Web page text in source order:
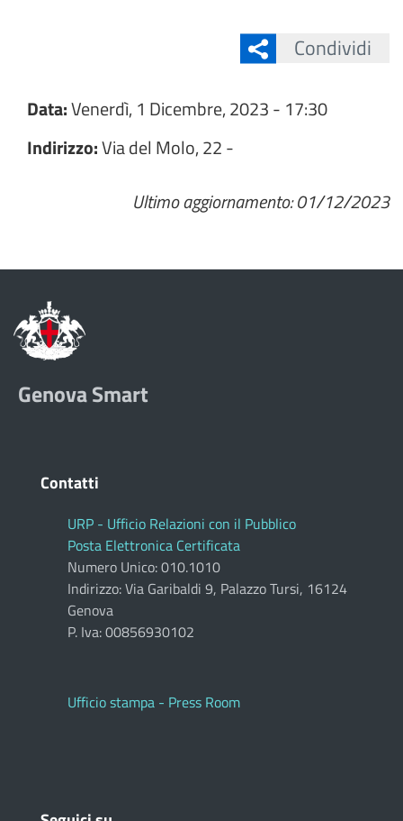
Condividi
Data:Venerdì, 1 Dicembre, 2023 - 17:30
Indirizzo:Via del Molo, 22 -
Ultimo aggiornamento: 01/12/2023
Genova Smart
Contatti
URP - Ufficio Relazioni con il Pubblico
Posta Elettronica Certificata
Numero Unico: 010.1010
Indirizzo: Via Garibaldi 9, Palazzo Tursi, 16124
Genova
P. Iva: 00856930102
Ufficio stampa - Press Room